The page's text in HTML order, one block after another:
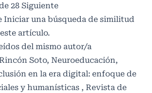
28 Siguiente
Iniciar una búsqueda de similitud
artículo.
del mismo autor/a
Soto, Neuroeducación,
en la era digital: enfoque de
y humanísticas , Revista de